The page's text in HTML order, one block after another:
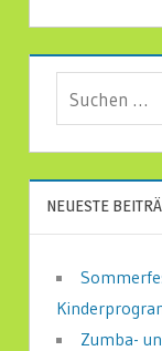
NEUESTE
Zumba-